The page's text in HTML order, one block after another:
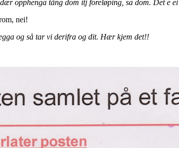
opphenga tång dom itj foreløping, sa dom. Det e ei
nei!
og så tar vi derifra og dit. Hær kjem det!!